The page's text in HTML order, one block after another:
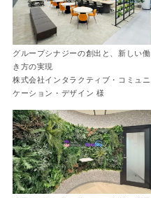
グループシナジーの創出と、新しい働
き方の実現
株式会社インタラクティブ・コミュニ
ケーション・デザイン 様